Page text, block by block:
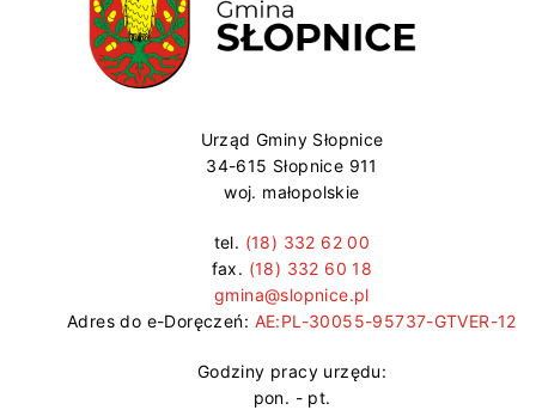
Urząd Gminy Słopnice
34-615 Słopnice 911
woj. małopolskie
tel. (18) 332 62 00
fax. (18) 332 60 18
gmina@slopnice.pl
Adres do e-Doręczeń: AE:PL-30055-95737-GTVER-12
Godziny pracy urzędu:
pon. - pt.